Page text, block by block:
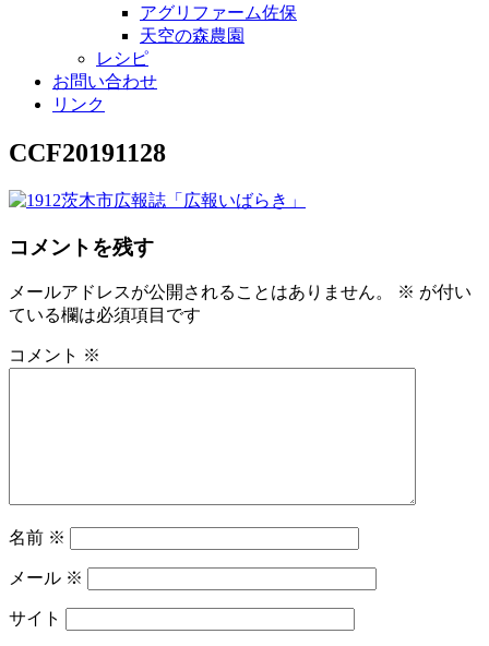
アグリファーム佐保
天空の森農園
レシピ
お問い合わせ
リンク
CCF20191128
コメントを残す
メールアドレスが公開されることはありません。 ※ が付い
ている欄は必須項目です
コメント ※
名前 ※
メール ※
サイト